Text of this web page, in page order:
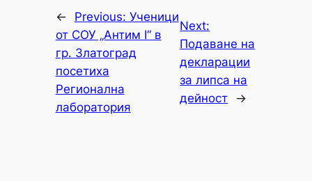
← Previous: Ученици
от СОУ „Антим I“ в
гр. Златоград
посетиха
Регионална
лаборатория
Next:
Подаване на
декларации
за липса на
дейност
→